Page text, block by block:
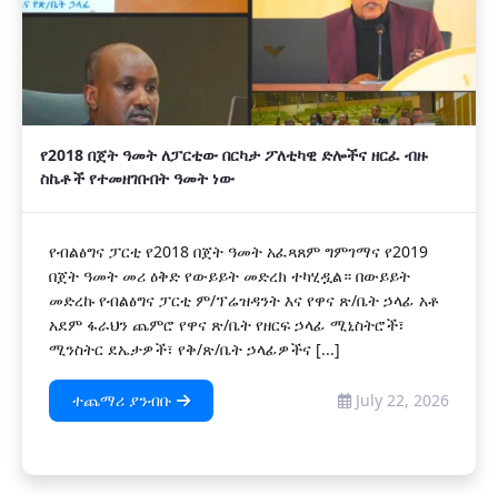
የ2018 በጀት ዓመት ለፓርቲው በርካታ ፖለቲካዊ ድሎችና ዘርፈ ብዙ
ስኬቶች የተመዘገቡበት ዓመት ነው
የብልፅግና ፓርቲ የ2018 በጀት ዓመት አፈጻጸም ግምገማና የ2019
በጀት ዓመት መሪ ዕቅድ የውይይት መድረክ ተካሂዷል። በውይይት
መድረኩ የብልፅግና ፓርቲ ም/ፕሬዝዳንት እና የዋና ጽ/ቤት ኃላፊ አቶ
አደም ፋራህን ጨምሮ የዋና ጽ/ቤት የዘርፍ ኃላፊ ሚኒስትሮች፣
ሚንስትር ደኤታዎች፣ የቅ/ጽ/ቤት ኃላፊዎችና [...]
ተጨማሪ ያንብቡ July 22, 2026